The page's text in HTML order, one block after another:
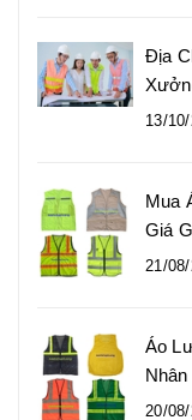
Địa
13/
Mua
Giá
21/
Áo
20/